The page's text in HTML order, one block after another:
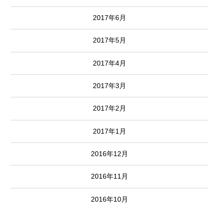
2017年6月
2017年5月
2017年4月
2017年3月
2017年2月
2017年1月
2016年12月
2016年11月
2016年10月